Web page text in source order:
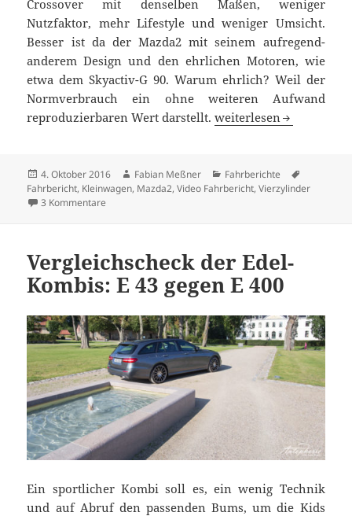
Crossover mit denselben Maßen, weniger
Nutzfaktor, mehr Lifestyle und weniger Umsicht.
Besser ist da der Mazda2 mit seinem aufregend-
anderem Design und den ehrlichen Motoren, wie
etwa dem Skyactiv-G 90. Warum ehrlich? Weil der
Normverbrauch ein ohne weiteren Aufwand
reproduzierbaren Wert darstellt.Es geht kaum ehrlicher:
weiterlesen
Veröffentlicht
am
4. Oktober 2016 Autor
Fabian Meßner Kategorien
Fahrberichte
Fahrbericht, Kleinwagen, Mazda2,Video Fahrbericht,Vierzylinder
3 Kommentare
Vergleichscheck der Edel-
Kombis: E 43 gegen E 400
Ein sportlicher Kombi soll es, ein wenig Technik
und auf Abruf den passenden Bums, um die Kids